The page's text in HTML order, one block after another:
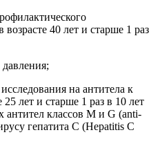
40 лет и старше 1 раз
на антитела к
25 лет и старше 1 раз в 10 лет
классов M и G (anti-
гепатита C (Hepatitis C